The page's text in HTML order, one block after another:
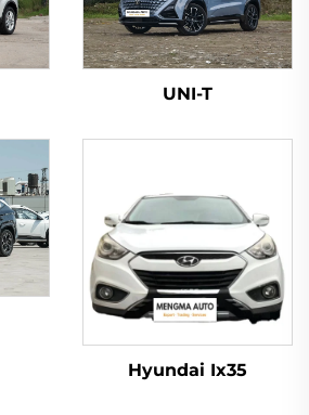
UNI-T
Hyundai Ix35